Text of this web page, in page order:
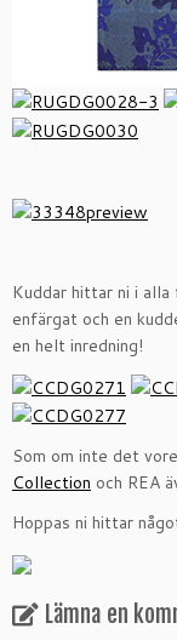
Kuddar hittar ni i
enfärgat och en
en helt inredning!
Som om inte det
Collection och REA
Hoppas ni hittar
Lämna en